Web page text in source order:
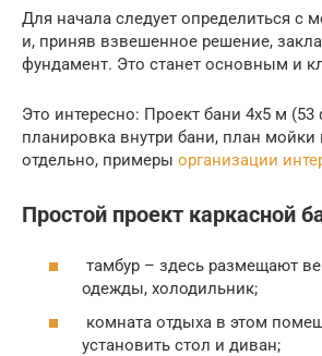
Для начала следует определиться с
и, приняв взвешенное решение,
фундамент. Это станет основным и
Это интересно: Проект бани 4х5 м
планировка внутри бани, план мойки
отдельно, примеры организации
Простой проект каркасной
тамбур – здесь размещают
одежды, холодильник;
комната отдыха в этом
установить стол и диван;